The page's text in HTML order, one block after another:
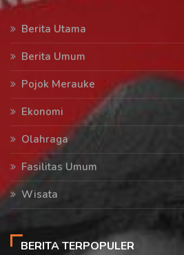
Berita Utama
Berita Umum
Pojok Merauke
Ekonomi
Olahraga
Fasilitas Umum
Wisata
BERITA TERPOPULER